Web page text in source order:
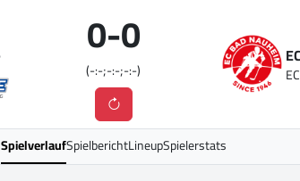
0-0
(-:-;-:-;-:-)
SpielverlaufSpielberichtLineupSpielerstats